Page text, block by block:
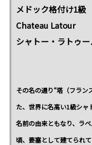
メドック格付け1級
Chateau Latour
シャトー・ラトゥ
その名の通り“塔（フラン
た、世界に名高い1級シャ
名前の由来ともなり、ラ
頃、要塞として建てられ